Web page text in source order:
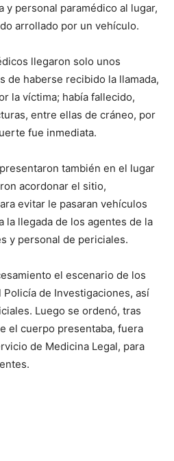
y personal paramédico al lugar,
arrollado por un vehículo.
llegaron solo unos
de haberse recibido la llamada,
la víctima; había fallecido,
entre ellas de cráneo, por
fue inmediata.
también en el lugar
acordonar el sitio,
evitar le pasaran vehículos
la llegada de los agentes de la
y personal de periciales.
el escenario de los
de Investigaciones, así
Luego se ordenó, tras
el cuerpo presentaba, fuera
de Medicina Legal, para